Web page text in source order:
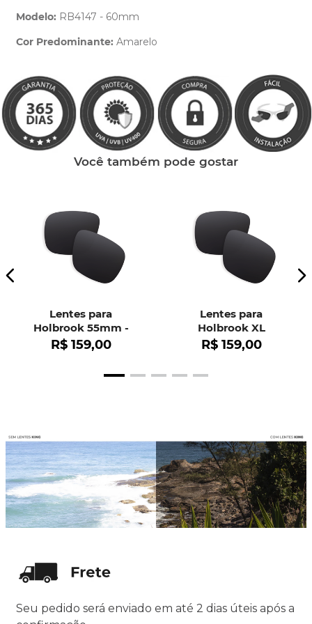
Modelo: RB4147 - 60mm
Cor Predominante: Amarelo
Você também pode gostar
Lentes para
Holbrook 55mm -
OO9102
R$ 159,00
Lentes para
Holbrook XL
R$ 159,00
Seu pedido será enviado em até 2 dias úteis após a